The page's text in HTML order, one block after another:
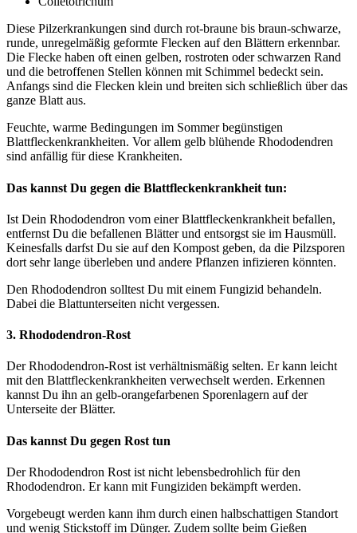
Diese Pilzerkrankungen sind durch rot-braune bis braun-schwarze,
runde, unregelmäßig geformte Flecken auf den Blättern erkennbar.
Die Flecke haben oft einen gelben, rostroten oder schwarzen Rand
und die betroffenen Stellen können mit Schimmel bedeckt sein.
Anfangs sind die Flecken klein und breiten sich schließlich über das
ganze Blatt aus.
Feuchte, warme Bedingungen im Sommer begünstigen
Blattfleckenkrankheiten. Vor allem gelb blühende Rhododendren
sind anfällig für diese Krankheiten.
Das kannst Du gegen die Blattfleckenkrankheit tun:
Ist Dein Rhododendron vom einer Blattfleckenkrankheit befallen,
entfernst Du die befallenen Blätter und entsorgst sie im Hausmüll.
Keinesfalls darfst Du sie auf den Kompost geben, da die Pilzsporen
dort sehr lange überleben und andere Pflanzen infizieren könnten.
Den Rhododendron solltest Du mit einem Fungizid behandeln.
Dabei die Blattunterseiten nicht vergessen.
3. Rhododendron-Rost
Der Rhododendron-Rost ist verhältnismäßig selten. Er kann leicht
mit den Blattfleckenkrankheiten verwechselt werden. Erkennen
kannst Du ihn an gelb-orangefarbenen Sporenlagern auf der
Unterseite der Blätter.
Das kannst Du gegen Rost tun
Der Rhododendron Rost ist nicht lebensbedrohlich für den
Rhododendron. Er kann mit Fungiziden bekämpft werden.
Vorgebeugt werden kann ihm durch einen halbschattigen Standort
und wenig Stickstoff im Dünger. Zudem sollte beim Gießen